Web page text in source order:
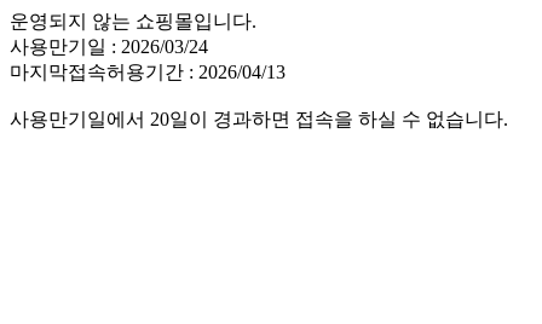
운영되지 않는 쇼핑몰입니다.
사용만기일 : 2026/03/24
마지막접속허용기간 : 2026/04/13
사용만기일에서 20일이 경과하면 접속을 하실 수 없습니다.